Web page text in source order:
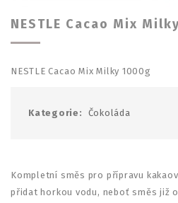
NESTLE Cacao Mix
NESTLE Cacao Mix Milky 1000g
Kategorie: Čokoláda
Kompletní směs pro přípravu
přidat horkou vodu, neboť směs již